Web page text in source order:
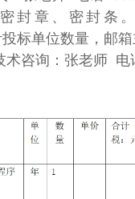
封章、密封条
标单位数量，邮箱
咨询：张老师